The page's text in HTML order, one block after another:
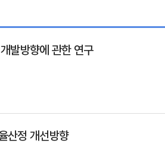
발방향에 관한 연구
산정 개선방향